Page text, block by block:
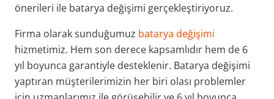
önerileri ile batarya değişimi gerçekleştiriyoruz.
Firma olarak sunduğumuz batarya değişimi
hizmetimiz. Hem son derece kapsamlıdır hem de 6
yıl boyunca garantiyle desteklenir. Batarya değişimi
yaptıran müşterilerimizin her biri olası problemler